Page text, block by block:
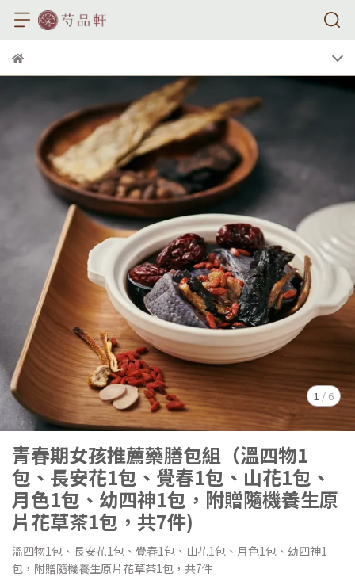
1 / 6
青春期女孩推薦藥膳包組（溫四物1
包、長安花1包、覺春1包、山花1包、
月色1包、幼四神1包，附贈隨機養生原
片花草茶1包，共7件)
溫四物1包、長安花1包、覺春1包、山花1包、月色1包、幼四神1
包，附贈隨機養生原片花草茶1包，共7件